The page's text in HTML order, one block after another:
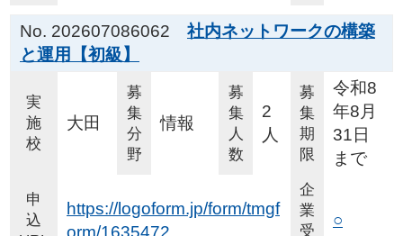
No. 202607086062 社内ネットワークの構築
と運用【初級】
実
施
校
大田
募
集
分
野
情報
募
集
人
数
2
人
募
集
期
限
令和8
年8月
31日
まで
申
込
https://logoform.jp/form/tmgf
orm/1635472
企
業
受
○